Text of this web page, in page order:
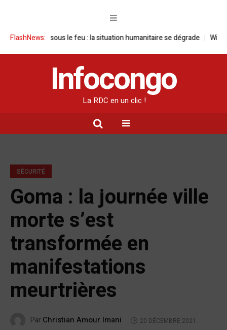
FlashNews:
sous le feu : la situation humanitaire se dégrade William Ruto
Infocongo
La RDC en un clic !
SÉCURITÉ
Goma : la journée ville
morte s’est
transformée en
manifestations
meurtrières
Par Christian Amour Imani 20 DÉCEMBRE 2021